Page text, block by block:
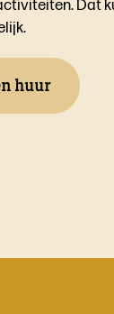
Dat
huur